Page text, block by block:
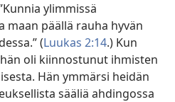
ylimmissä
maan päällä rauha hyvän
(Luukas 2:14.) Kun
hän oli kiinnostunut ihmisten
Hän ymmärsi heidän
sääliä ahdingossa